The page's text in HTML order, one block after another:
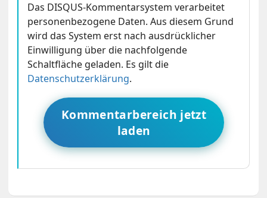
Das DISQUS-Kommentarsystem verarbeitet
personenbezogene Daten. Aus diesem Grund
wird das System erst nach ausdrücklicher
Einwilligung über die nachfolgende
Schaltfläche geladen. Es gilt die
Datenschutzerklärung.
Kommentarbereich jetzt
laden